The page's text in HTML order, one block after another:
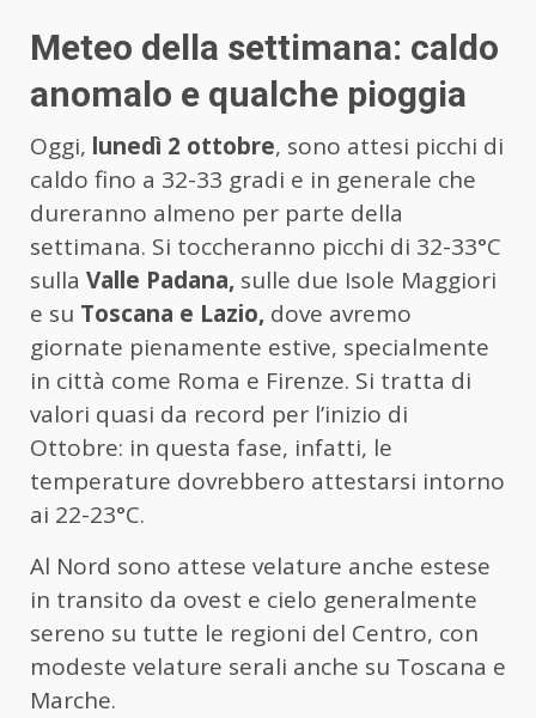
Meteo della settimana: caldo
anomalo e qualche pioggia
Oggi, lunedì 2 ottobre, sono attesi picchi di
caldo fino a 32-33 gradi e in generale che
dureranno almeno per parte della
settimana. Si toccheranno picchi di 32-33°C
sulla Valle Padana, sulle due Isole Maggiori
e su Toscana e Lazio, dove avremo
giornate pienamente estive, specialmente
in città come Roma e Firenze. Si tratta di
valori quasi da record per l’inizio di
Ottobre: in questa fase, infatti, le
temperature dovrebbero attestarsi intorno
ai 22-23°C.
Al Nord sono attese velature anche estese
in transito da ovest e cielo generalmente
sereno su tutte le regioni del Centro, con
modeste velature serali anche su Toscana e
Marche.